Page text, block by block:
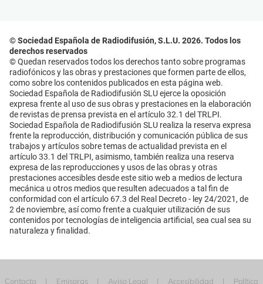
© Sociedad Española de Radiodifusión, S.L.U. 2026. Todos los
derechos reservados
© Quedan reservados todos los derechos tanto sobre programas
radiofónicos y las obras y prestaciones que formen parte de ellos,
como sobre los contenidos publicados en esta página web.
Sociedad Española de Radiodifusión SLU ejerce la oposición
expresa frente al uso de sus obras y prestaciones en la elaboración
de revistas de prensa prevista en el artículo 32.1 del TRLPI.
Sociedad Española de Radiodifusión SLU realiza la reserva expresa
frente la reproducción, distribución y comunicación pública de sus
trabajos y artículos sobre temas de actualidad prevista en el
artículo 33.1 del TRLPI, asimismo, también realiza una reserva
expresa de las reproducciones y usos de las obras y otras
prestaciones accesibles desde este sitio web a medios de lectura
mecánica u otros medios que resulten adecuados a tal fin de
conformidad con el artículo 67.3 del Real Decreto - ley 24/2021, de
2 de noviembre, así como frente a cualquier utilización de sus
contenidos por tecnologías de inteligencia artificial, sea cual sea su
naturaleza y finalidad.
Contacta Emisoras Aviso Legal Accesibilidad Política